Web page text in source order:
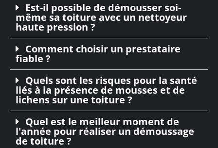
Est-il possible de démousser soi-
même sa toiture avec un nettoyeur
haute pression ?
Comment choisir un prestataire
fiable ?
Quels sont les risques pour la santé
liés à la présence de mousses et de
lichens sur une toiture ?
Quel est le meilleur moment de
l'année pour réaliser un démoussage
de toiture ?